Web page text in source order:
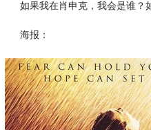
如果我在肖申克，我会是谁？
海报：